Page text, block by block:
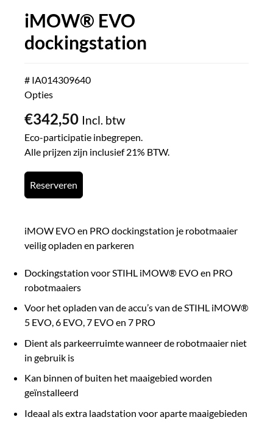
iMOW® EVO
dockingstation
# IA014309640
Opties
€342,50 Incl. btw
Eco-participatie inbegrepen.
Alle prijzen zijn inclusief 21% BTW.
Reserveren
iMOW EVO en PRO dockingstation je robotmaaier
veilig opladen en parkeren
Dockingstation voor STIHL iMOW® EVO en PRO
robotmaaiers
Voor het opladen van de accu’s van de STIHL iMOW®
5 EVO, 6 EVO, 7 EVO en 7 PRO
Dient als parkeerruimte wanneer de robotmaaier niet
in gebruik is
Kan binnen of buiten het maaigebied worden
geïnstalleerd
Ideaal als extra laadstation voor aparte maaigebieden